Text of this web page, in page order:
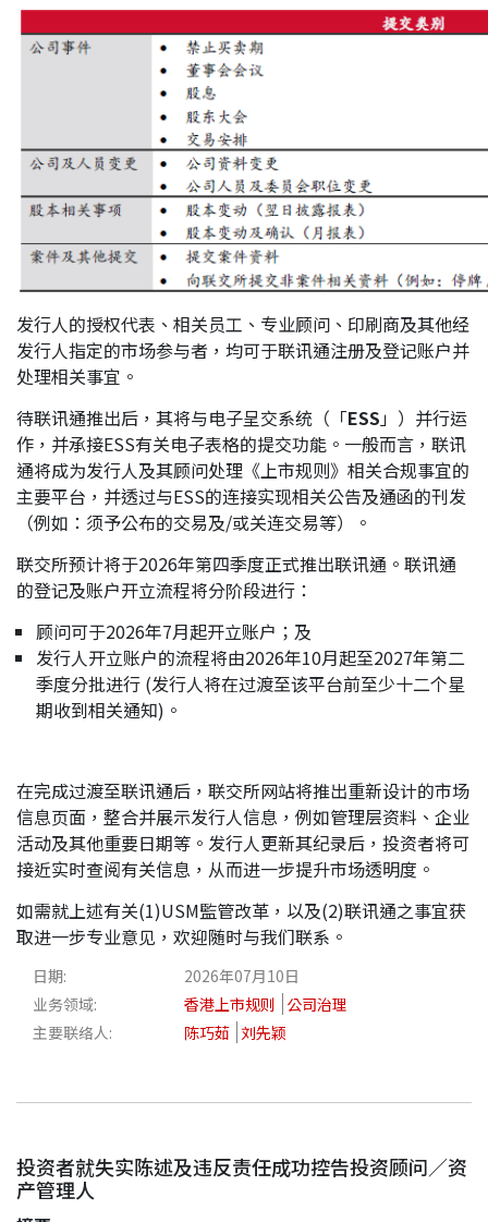
发行人的授权代表、相关员工、专业顾问、印刷商及其他经
发行人指定的市场参与者，均可于联讯通注册及登记账户并
处理相关事宜。
待联讯通推出后，其将与电子呈交系统（「ESS」）并行运
作，并承接ESS有关电子表格的提交功能。一般而言，联讯
通将成为发行人及其顾问处理《上市规则》相关合规事宜的
主要平台，并透过与ESS的连接实现相关公告及通函的刊发
（例如：须予公布的交易及/或关连交易等）。
联交所预计将于2026年第四季度正式推出联讯通。联讯通
的登记及账户开立流程将分阶段进行：
顾问可于2026年7月起开立账户；及
发行人开立账户的流程将由2026年10月起至2027年第二
季度分批进行 (发行人将在过渡至该平台前至少十二个星
期收到相关通知)。
在完成过渡至联讯通后，联交所网站将推出重新设计的市场
信息页面，整合并展示发行人信息，例如管理层资料、企业
活动及其他重要日期等。发行人更新其纪录后，投资者将可
接近实时查阅有关信息，从而进一步提升市场透明度。
如需就上述有关(1)USM監管改革，以及(2)联讯通之事宜获
取进一步专业意见，欢迎随时与我们联系。
日期:
2026年07月10日
业务领域:
香港上市规则
公司治理
主要联络人:
陈巧茹 刘先颖
投资者就失实陈述及违反责任成功控告投资顾问／资
产管理人